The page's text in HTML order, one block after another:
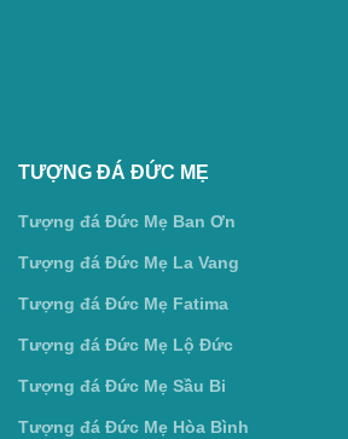
TƯỢNG ĐÁ ĐỨC MẸ
Tượng đá Đức Mẹ Ban Ơn
Tượng đá Đức Mẹ La Vang
Tượng đá Đức Mẹ Fatima
Tượng đá Đức Mẹ Lộ Đức
Tượng đá Đức Mẹ Sầu Bi
Tượng đá Đức Mẹ Hòa Bình